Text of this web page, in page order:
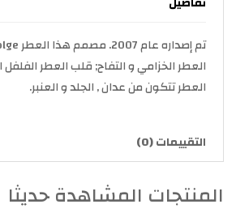
العطر الخزامي و التفاح; قلب العطر
العطر تتكون من عدان , الجلد و العنبر.
التقييمات (0)
المنتجات المشاهدة حديثا